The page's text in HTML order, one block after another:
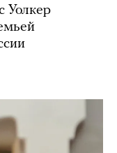
Уолкер